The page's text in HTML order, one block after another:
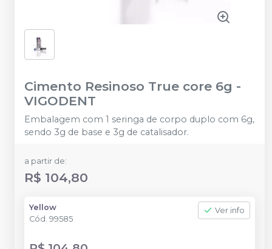
Cimento Resinoso True core 6g -
VIGODENT
Embalagem com 1 seringa de corpo duplo com 6g,
sendo 3g de base e 3g de catalisador.
a partir de:
R$ 104,80
Yellow
Cód. 99585
Ver info